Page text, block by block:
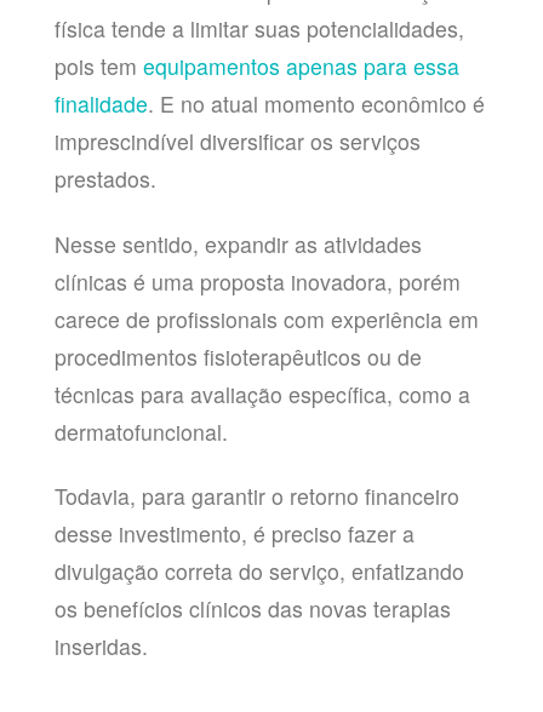
física tende a limitar suas potencialidades,
pois tem equipamentos apenas para essa
finalidade. E no atual momento econômico é
imprescindível diversificar os serviços
prestados.
Nesse sentido, expandir as atividades
clínicas é uma proposta inovadora, porém
carece de profissionais com experiência em
procedimentos fisioterapêuticos ou de
técnicas para avaliação específica, como a
dermatofuncional.
Todavia, para garantir o retorno financeiro
desse investimento, é preciso fazer a
divulgação correta do serviço, enfatizando
os benefícios clínicos das novas terapias
inseridas.